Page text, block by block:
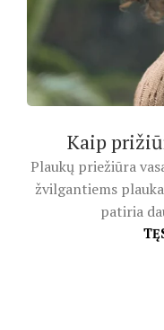
Kaip
Plaukų priežiūra
žvilgantiems
patiria